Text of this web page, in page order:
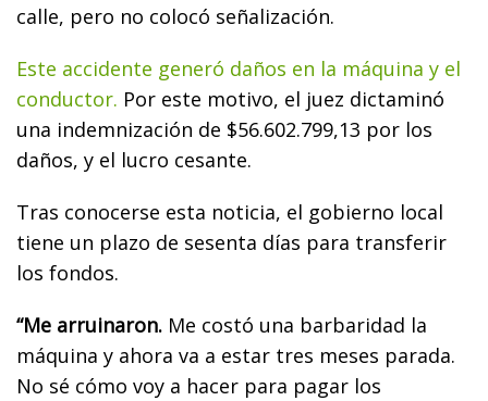
calle, pero no colocó señalización.
Este accidente generó daños en la máquina y el
conductor. Por este motivo, el juez dictaminó
una indemnización de $56.602.799,13 por los
daños, y el lucro cesante.
Tras conocerse esta noticia, el gobierno local
tiene un plazo de sesenta días para transferir
los fondos.
“Me arruinaron. Me costó una barbaridad la
máquina y ahora va a estar tres meses parada.
No sé cómo voy a hacer para pagar los